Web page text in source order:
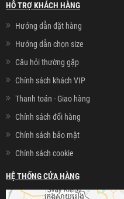
HỖ TRỢ KHÁCH HÀNG
Hướng dẫn đặt hàng
Hướng dẫn chọn size
Câu hỏi thường gặp
Chính sách khách VIP
Thanh toán - Giao hàng
Chính sách đổi hàng
Chính sách bảo mật
Chính sách cookie
HỆ THỐNG CỬA HÀNG